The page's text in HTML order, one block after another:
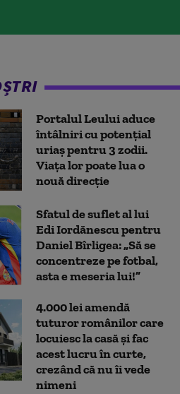
Portalul Leului aduce
întâlniri cu potențial
uriaș pentru 3 zodii.
Viața lor poate lua o
nouă direcție
Sfatul de suflet al lui
Edi Iordănescu pentru
Daniel Bîrligea: „Să se
concentreze pe fotbal,
asta e meseria lui!”
4.000 lei amendă
tuturor românilor care
locuiesc la casă și fac
acest lucru în curte,
crezând că nu îi vede
nimeni